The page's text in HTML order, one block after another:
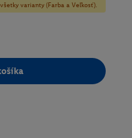
varianty (Farba a Veľkosť).